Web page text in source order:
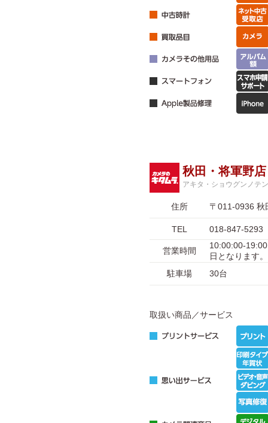
秋田・将軍野店
アキタ・ショウグンノテン
住所 〒011-0936 秋
TEL 018-847-5293
営業時間
10:00:00-
日となります。
駐車場
30台
取扱い商品／サービス